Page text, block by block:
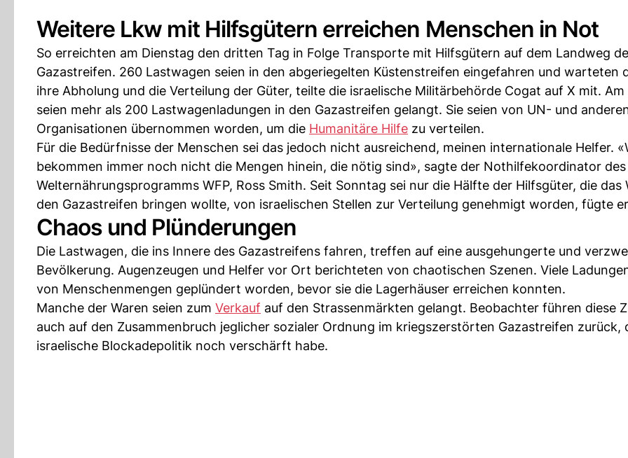
Weitere Lkw mit Hilfsgütern erreichen Menschen in Not
So erreichten am Dienstag den dritten Tag in Folge Transporte mit Hilfsgütern auf dem Landweg
Gazastreifen. 260 Lastwagen seien in den abgeriegelten Küstenstreifen eingefahren und warteten
ihre Abholung und die Verteilung der Güter, teilte die israelische Militärbehörde Cogat auf X mit.
seien mehr als 200 Lastwagenladungen in den Gazastreifen gelangt. Sie seien von UN- und
Organisationen übernommen worden, um die Humanitäre Hilfe zu verteilen.
Für die Bedürfnisse der Menschen sei das jedoch nicht ausreichend, meinen internationale Helfer.
bekommen immer noch nicht die Mengen hinein, die nötig sind», sagte der Nothilfekoordinator
Welternährungsprogramms WFP, Ross Smith. Seit Sonntag sei nur die Hälfte der Hilfsgüter, die das
den Gazastreifen bringen wollte, von israelischen Stellen zur Verteilung genehmigt worden, fügte
Chaos und Plünderungen
Die Lastwagen, die ins Innere des Gazastreifens fahren, treffen auf eine ausgehungerte und
Bevölkerung. Augenzeugen und Helfer vor Ort berichteten von chaotischen Szenen. Viele
von Menschenmengen geplündert worden, bevor sie die Lagerhäuser erreichen konnten.
Manche der Waren seien zum Verkauf auf den Strassenmärkten gelangt. Beobachter führen diese
auch auf den Zusammenbruch jeglicher sozialer Ordnung im kriegszerstörten Gazastreifen zurück,
israelische Blockadepolitik noch verschärft habe.